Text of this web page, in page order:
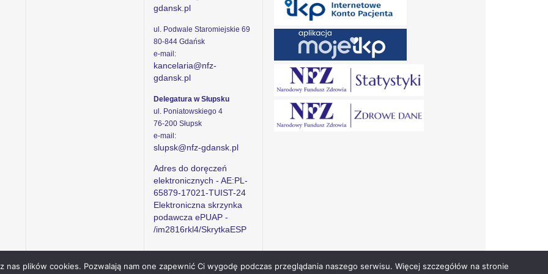
gdansk.pl
ul. Podwale Staromiejskie 69
80-844 Gdańsk
e-mail:
kancelaria@nfz-
gdansk.pl
Delegatura w Słupsku
ul. Poniatowskiego 4
76-200 Słupsk
e-mail:
slupsk@nfz-gdansk.pl
Adres do doręczeń
elektronicznych - AE:PL-
65879-17021-TUIST-24
Elektroniczna skrzynka
podawcza ePUAP -
/im2816rkl4/SkrytkaESP
plików cookies. Pozwalają nam one zapewnić Ci wygodę podczas przeglądania naszego serwisu. Więcej szczegółów na stronie